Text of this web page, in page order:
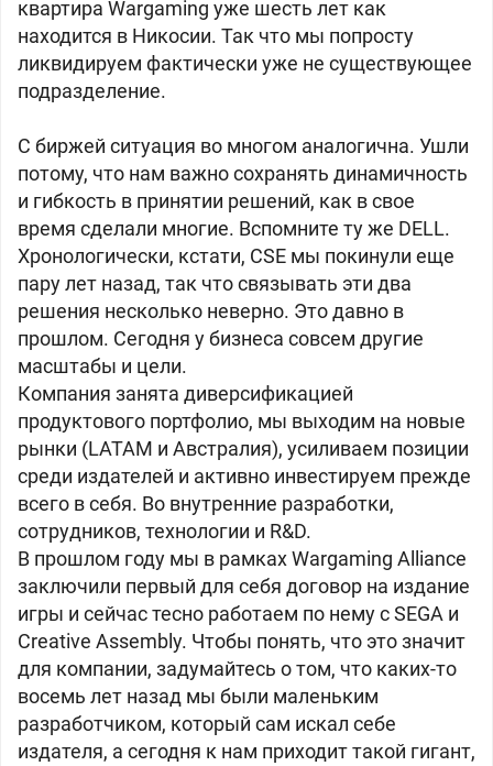
квартира Wargaming уже шесть лет как
находится в Никосии. Так что мы попросту
ликвидируем фактически уже не существующее
подразделение.
С биржей ситуация во многом аналогична. Ушли
потому, что нам важно сохранять динамичность
и гибкость в принятии решений, как в свое
время сделали многие. Вспомните ту же DELL.
Хронологически, кстати, CSE мы покинули еще
пару лет назад, так что связывать эти два
решения несколько неверно. Это давно в
прошлом. Сегодня у бизнеса совсем другие
масштабы и цели.
Компания занята диверсификацией
продуктового портфолио, мы выходим на новые
рынки (LATAM и Австралия), усиливаем позиции
среди издателей и активно инвестируем прежде
всего в себя. Во внутренние разработки,
сотрудников, технологии и R&D.
В прошлом году мы в рамках Wargaming Alliance
заключили первый для себя договор на издание
игры и сейчас тесно работаем по нему с SEGA и
Creative Assembly. Чтобы понять, что это значит
для компании, задумайтесь о том, что каких-то
восемь лет назад мы были маленьким
разработчиком, который сам искал себе
издателя, а сегодня к нам приходит такой гигант,